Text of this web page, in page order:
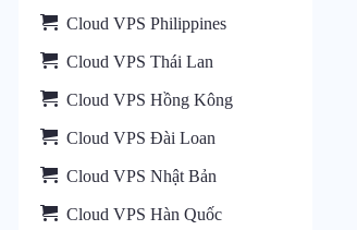
Cloud VPS Philippines
Cloud VPS Thái Lan
Cloud VPS Hồng Kông
Cloud VPS Đài Loan
Cloud VPS Nhật Bản
Cloud VPS Hàn Quốc